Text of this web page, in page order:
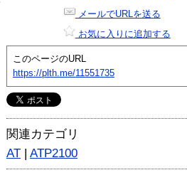
メールでURLを送る
お気に入りに追加する
このページのURL
https://plth.me/11551735
関連カテゴリ
AT | ATP2100